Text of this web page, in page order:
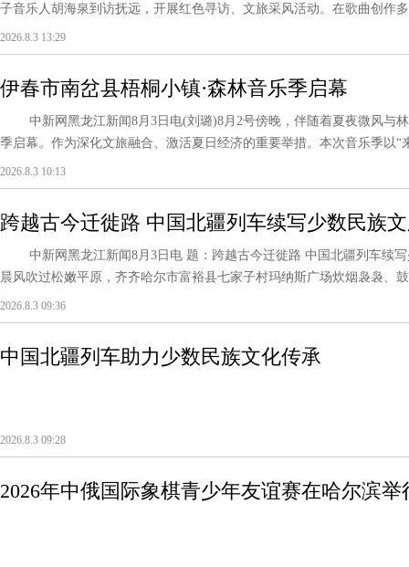
子音乐人胡海泉到访抚远，开展红色寻访、文旅采风活动。在歌曲创作
2026.8.3 13:29
伊春市南岔县梧桐小镇·森林音乐季启幕
中新网黑龙江新闻8月3日电(刘璐)8月2号傍晚，伴随着夏夜微风与林
季启幕。作为深化文旅融合、激活夏日经济的重要举措。本次音乐季以
2026.8.3 10:13
跨越古今迁徙路 中国北疆列车续写少数民族
中新网黑龙江新闻8月3日电 题：跨越古今迁徙路 中国北疆列车续写
晨风吹过松嫩平原，齐齐哈尔市富裕县七家子村玛纳斯广场炊烟袅袅、
2026.8.3 09:36
中国北疆列车助力少数民族文化传承
2026.8.3 09:28
2026年中俄国际象棋青少年友谊赛在哈尔滨举